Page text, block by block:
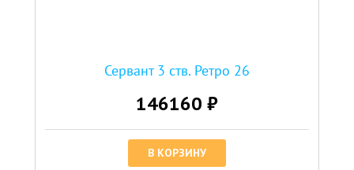
Сервант 3 ств. Ретро 26
146160 ₽
В КОРЗИНУ